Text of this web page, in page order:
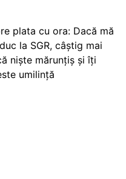
plata cu ora: Dacă mă
la SGR, câștig mai
niște mărunțiș și îți
umilință